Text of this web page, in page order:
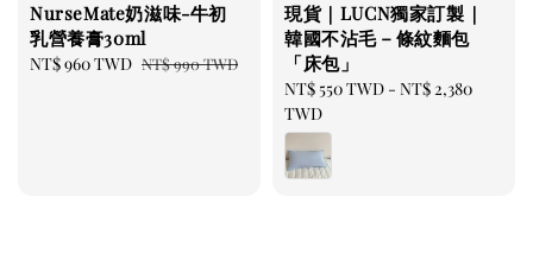
NurseMate奶滋味-牛初
乳營養膏30ml
Sale
NT$ 960 TWD Regular
NT$ 990 TWD
現貨｜LUCN獨家訂製｜
韓國不沾毛－條紋麵包
「床包」
Regular
price
NT$ 550 TWD - NT$ 2,380
TWD